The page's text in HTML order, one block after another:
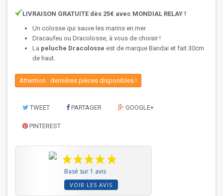
LIVRAISON GRATUITE dès 25€ avec MONDIAL RELAY !
Un colosse qui sauve les marins en mer
Dracaufeu ou Dracolosse, à vous de choisir !
La peluche Dracolosse est de marque Bandai et fait 30cm
de haut.
Attention : dernières pièces disponibles !
TWEET PARTAGER GOOGLE+
PINTEREST
Basé sur 1 avis
VOIR LES AVIS